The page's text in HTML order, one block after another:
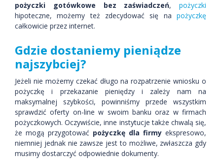
pożyczki gotówkowe bez zaświadczeń, pożyczki
hipoteczne, możemy też zdecydować się na pożyczkę
całkowicie przez internet.
Gdzie dostaniemy pieniądze
najszybciej?
Jeżeli nie możemy czekać długo na rozpatrzenie wniosku o
pożyczkę i przekazanie pieniędzy i zależy nam na
maksymalnej szybkości, powinniśmy przede wszystkim
sprawdzić oferty on-line w swoim banku oraz w firmach
pożyczkowych. Oczywiście, inne instytucje także chwalą się,
że mogą przygotować pożyczkę dla firmy ekspresowo,
niemniej jednak nie zawsze jest to możliwe, zwłaszcza gdy
musimy dostarczyć odpowiednie dokumenty.